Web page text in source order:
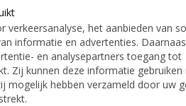
or
by Jolipa Category: furniture side table
Side Table Round Rattan/Glass Mat Black
nested side tables sidetables
by Jolipa Kategorie: möbel beistelltisch
het aanbieden van
informatie en advertenties.
en analysepartners toegang tot
Zij kunnen deze informatie gebruiken
mogelijk hebben verzameld door uw